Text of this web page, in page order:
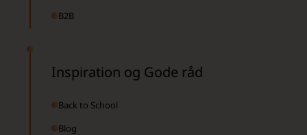
B2B
Inspiration og Gode råd
Back to School
Blog